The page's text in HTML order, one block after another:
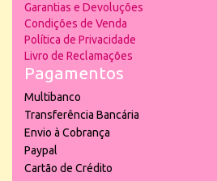
Garantias e Devoluções
Condições de Venda
Política de Privacidade
Livro de Reclamações
Pagamentos
Multibanco
Transferência Bancária
Envio à Cobrança
Paypal
Cartão de Crédito